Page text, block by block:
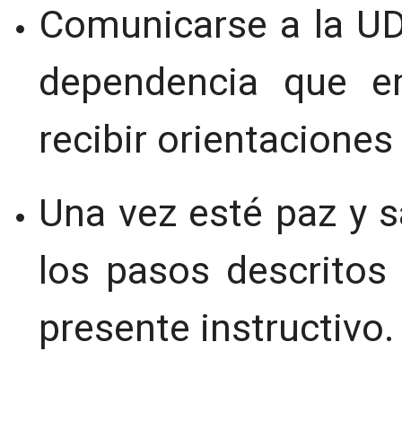
Comunicarse a la
dependencia que
recibir
Una vez esté paz y
los pasos
presente instructivo.